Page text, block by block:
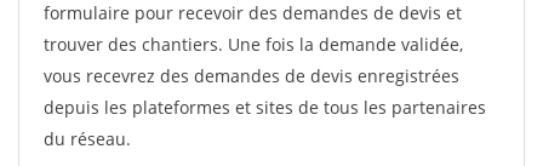
formulaire pour recevoir des demandes de devis et
trouver des chantiers. Une fois la demande validée,
vous recevrez des demandes de devis enregistrées
depuis les plateformes et sites de tous les partenaires
du réseau.